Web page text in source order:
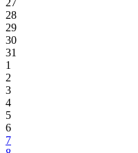
27
28
29
30
31
1
2
3
4
5
6
7